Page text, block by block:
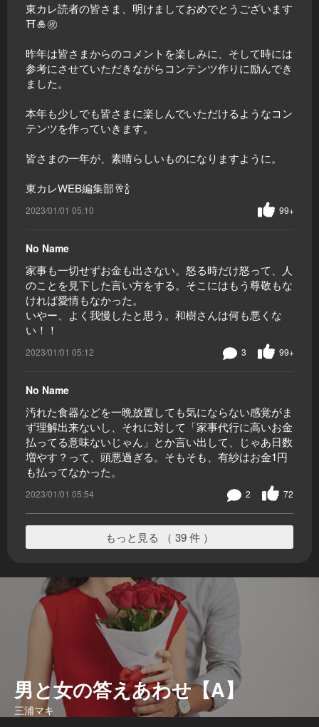
東カレ読者の皆さま、明けましておめでとうございます
⛩🎍㊗️
昨年は皆さまからのコメントを楽しみに、そして時には
参考にさせていただきながらコンテンツ作りに励んでき
ました。
本年も少しでも皆さまに楽しんでいただけるようなコン
テンツを作っていきます。
皆さまの一年が、素晴らしいものになりますように。
東カレWEB編集部🥂🍾
2023/01/01 05:10 99+
No Name
家事も一切せずお金も出さない。怒る時だけ怒って、人
のことを見下した言い方をする。そこにはもう尊敬もな
ければ愛情もなかった。
いやー、よく我慢したと思う。和樹さんは何も悪くな
い！！
2023/01/01 05:12 99+
3
No Name
汚れた食器などを一晩放置しても気にならない感覚がま
ず理解出来ないし、それに対して「家事代行に高いお金
払ってる意味ないじゃん」とか言い出して、じゃあ日数
増やす？って、頭悪過ぎる。そもそも、有紗はお金1円
も払ってなかった。
2023/01/01 05:54 72
2
もっと見る （ 39 件 ）
男と女の答えあわせ【A】
三浦マキ